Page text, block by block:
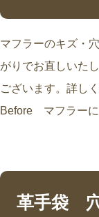
マフラーのキズ・
がりでお直しいた
ございます。詳し
Before マフラー
革手袋